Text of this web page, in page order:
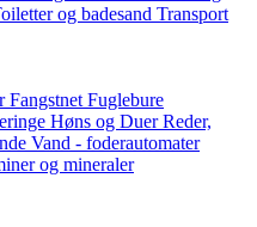
og badesand Transport
Fangstnet Fuglebure
Høns og Duer Reder,
Vand - foderautomater
og mineraler